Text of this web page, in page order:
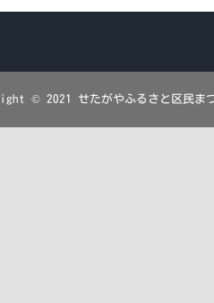
© 2021 せたがやふるさと区民